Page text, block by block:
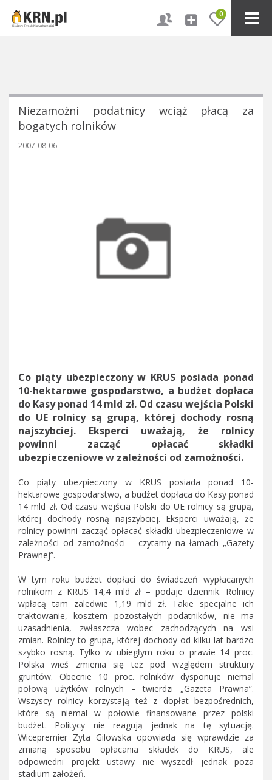
0
Niezamożni podatnicy wciąż płacą za
bogatych rolników
2007-08-06
Co piąty ubezpieczony w KRUS posiada ponad
10-hektarowe gospodarstwo, a budżet dopłaca
do Kasy ponad 14 mld zł. Od czasu wejścia Polski
do UE rolnicy są grupą, której dochody rosną
najszybciej. Eksperci uważają, że rolnicy
powinni zacząć opłacać składki
ubezpieczeniowe w zależności od zamożności.
Co piąty ubezpieczony w KRUS posiada ponad 10-
hektarowe gospodarstwo, a budżet dopłaca do Kasy ponad
14 mld zł. Od czasu wejścia Polski do UE rolnicy są grupą,
której dochody rosną najszybciej. Eksperci uważają, że
rolnicy powinni zacząć opłacać składki ubezpieczeniowe w
zależności od zamożności – czytamy na łamach „Gazety
Prawnej”.
W tym roku budżet dopłaci do świadczeń wypłacanych
rolnikom z KRUS 14,4 mld zł – podaje dziennik. Rolnicy
wpłacą tam zaledwie 1,19 mld zł. Takie specjalne ich
traktowanie, kosztem pozostałych podatników, nie ma
uzasadnienia, zwłaszcza wobec zachodzących na wsi
zmian. Rolnicy to grupa, której dochody od kilku lat bardzo
szybko rosną. Tylko w ubiegłym roku o prawie 14 proc.
Polska wieś zmienia się też pod względem struktury
gruntów. Obecnie 10 proc. rolników dysponuje niemal
połową użytków rolnych – twierdzi „Gazeta Prawna”.
Wszyscy rolnicy korzystają też z dopłat bezpośrednich,
które są niemal w połowie finansowane przez polski
budżet. Politycy nie reagują jednak na tę sytuację.
Wicepremier Zyta Gilowska opowiada się wprawdzie za
zmianą sposobu opłacania składek do KRUS, ale
odpowiedni projekt ustawy nie wyszedł jednak poza
stadium założeń.